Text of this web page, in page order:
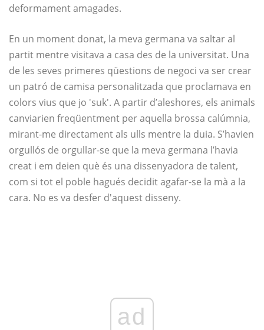
deformament amagades.
En un moment donat, la meva germana va saltar al
partit mentre visitava a casa des de la universitat. Una
de les seves primeres qüestions de negoci va ser crear
un patró de camisa personalitzada que proclamava en
colors vius que jo 'suk'. A partir d’aleshores, els animals
canviarien freqüentment per aquella brossa calúmnia,
mirant-me directament als ulls mentre la duia. S’havien
orgullós de orgullar-se que la meva germana l’havia
creat i em deien què és una dissenyadora de talent,
com si tot el poble hagués decidit agafar-se la mà a la
cara. No es va desfer d'aquest disseny.
ad